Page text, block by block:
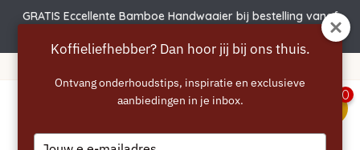
GRATIS Eccellente Bamboe Handwaaier bij bestelling vanaf
0
Koffieliefhebber? Dan hoor jij bij ons thuis.
Ontvang onderhoudstips, inspiratie en exclusieve
aanbiedingen in je inbox.
Type